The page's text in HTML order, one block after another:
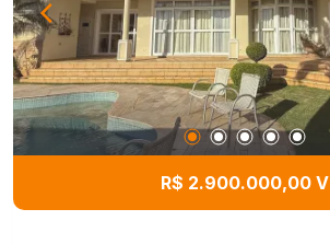
R$ 2.900.000,00 V